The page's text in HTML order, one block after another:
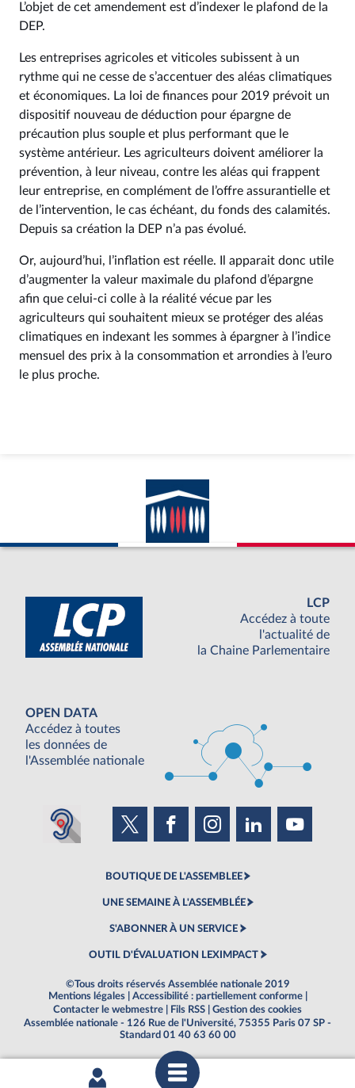
L’objet de cet amendement est d’indexer le plafond de la
DEP.
Les entreprises agricoles et viticoles subissent à un
rythme qui ne cesse de s’accentuer des aléas climatiques
et économiques. La loi de finances pour 2019 prévoit un
dispositif nouveau de déduction pour épargne de
précaution plus souple et plus performant que le
système antérieur. Les agriculteurs doivent améliorer la
prévention, à leur niveau, contre les aléas qui frappent
leur entreprise, en complément de l’offre assurantielle et
de l’intervention, le cas échéant, du fonds des calamités.
Depuis sa création la DEP n’a pas évolué.
Or, aujourd’hui, l’inflation est réelle. Il apparait donc utile
d’augmenter la valeur maximale du plafond d’épargne
afin que celui-ci colle à la réalité vécue par les
agriculteurs qui souhaitent mieux se protéger des aléas
climatiques en indexant les sommes à épargner à l’indice
mensuel des prix à la consommation et arrondies à l’euro
le plus proche.
LCP
Accédez à toute
l'actualité de
la Chaine Parlementaire
OPEN DATA
Accédez à toutes
les données de
l'Assemblée nationale
BOUTIQUE DE L'ASSEMBLEE
UNE SEMAINE À L'ASSEMBLÉE
S'ABONNER À UN SERVICE
OUTIL D'ÉVALUATION LEXIMPACT
©Tous droits réservés Assemblée nationale 2019
Mentions légales
Accessibilité : partiellement conforme
Contacter le webmestre
Fils RSS
Gestion des cookies
Assemblée nationale - 126 Rue de l'Université, 75355 Paris 07 SP -
Standard 01 40 63 60 00